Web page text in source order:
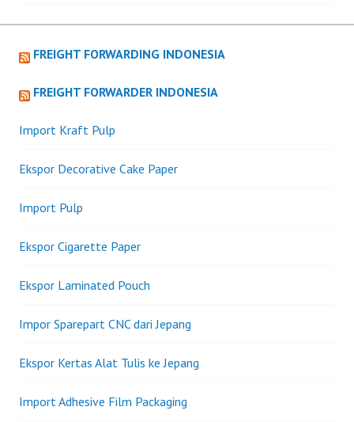
navigation
FREIGHT FORWARDING INDONESIA
FREIGHT FORWARDER INDONESIA
Import Kraft Pulp
Ekspor Decorative Cake Paper
Import Pulp
Ekspor Cigarette Paper
Ekspor Laminated Pouch
Impor Sparepart CNC dari Jepang
Ekspor Kertas Alat Tulis ke Jepang
Import Adhesive Film Packaging